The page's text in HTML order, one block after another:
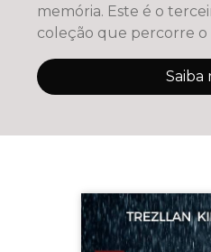
memória. Este é o terceiro volume de uma
coleção que percorre o
Saiba